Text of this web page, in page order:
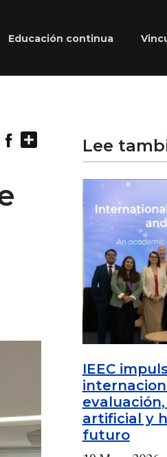
Educación continua
Lee
IEEC
artificial y
futuro